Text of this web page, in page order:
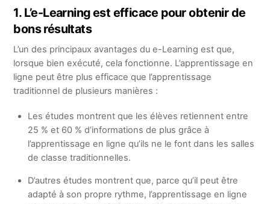
1. L’e-Learning est efficace pour obtenir de
bons résultats
L’un des principaux avantages du e-Learning est que,
lorsque bien exécuté, cela fonctionne. L’apprentissage en
ligne peut être plus efficace que l’apprentissage
traditionnel de plusieurs manières :
Les études montrent que les élèves retiennent entre
25 % et 60 % d’informations de plus grâce à
l’apprentissage en ligne qu’ils ne le font dans les salles
de classe traditionnelles.
D’autres études montrent que, parce qu’il peut être
adapté à son propre rythme, l’apprentissage en ligne